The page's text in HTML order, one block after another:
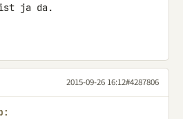
ist ja da.
2015-09-26 16:12#4287806